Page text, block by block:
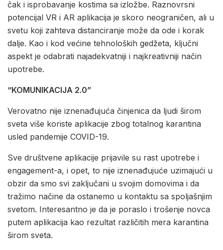
čak i isprobavanje kostima sa izložbe. Raznovrsni
potencijal VR i AR aplikacija je skoro neograničen, ali u
svetu koji zahteva distanciranje može da ode i korak
dalje. Kao i kod većine tehnoloških gedžeta, ključni
aspekt je odabrati najadekvatniji i najkreativniji način
upotrebe.
“KOMUNIKACIJA 2.0”
Verovatno nije iznenađujuća činjenica da ljudi širom
sveta više koriste aplikacije zbog totalnog karantina
usled pandemije COVID-19.
Sve društvene aplikacije prijavile su rast upotrebe i
engagement-a, i opet, to nije iznenađujuće uzimajući u
obzir da smo svi zaključani u svojim domovima i da
tražimo načine da ostanemo u kontaktu sa spoljašnjim
svetom. Interesantno je da je poraslo i trošenje novca
putem aplikacija kao rezultat različitih mera karantina
širom sveta.